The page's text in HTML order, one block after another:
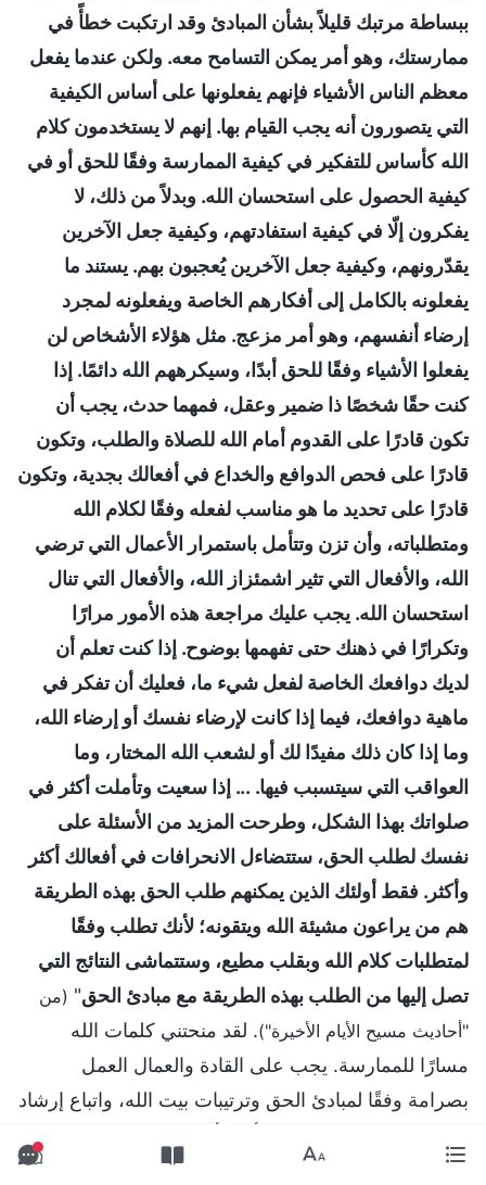
ببساطة مرتبك قليلاً بشأن المبادئ وقد ارتكبت خطأً في
ممارستك، وهو أمر يمكن التسامح معه. ولكن عندما يفعل
معظم الناس الأشياء فإنهم يفعلونها على أساس الكيفية
التي يتصورون أنه يجب القيام بها. إنهم لا يستخدمون كلام
الله كأساس للتفكير في كيفية الممارسة وفقًا للحق أو في
كيفية الحصول على استحسان الله. وبدلاً من ذلك، لا
يفكرون إلّا في كيفية استفادتهم، وكيفية جعل الآخرين
يقدّرونهم، وكيفية جعل الآخرين يُعجبون بهم. يستند ما
يفعلونه بالكامل إلى أفكارهم الخاصة ويفعلونه لمجرد
إرضاء أنفسهم، وهو أمر مزعج. مثل هؤلاء الأشخاص لن
يفعلوا الأشياء وفقًا للحق أبدًا، وسيكرههم الله دائمًا. إذا
كنت حقًا شخصًا ذا ضمير وعقل، فمهما حدث، يجب أن
تكون قادرًا على القدوم أمام الله للصلاة والطلب، وتكون
قادرًا على فحص الدوافع والخداع في أفعالك بجدية، وتكون
قادرًا على تحديد ما هو مناسب لفعله وفقًا لكلام الله
ومتطلباته، وأن تزن وتتأمل باستمرار الأعمال التي ترضي
الله، والأفعال التي تثير اشمئزاز الله، والأفعال التي تنال
استحسان الله. يجب عليك مراجعة هذه الأمور مرارًا
وتكرارًا في ذهنك حتى تفهمها بوضوح. إذا كنت تعلم أن
لديك دوافعك الخاصة لفعل شيء ما، فعليك أن تفكر في
ماهية دوافعك، فيما إذا كانت لإرضاء نفسك أو إرضاء الله،
وما إذا كان ذلك مفيدًا لك أو لشعب الله المختار، وما
العواقب التي سيتسبب فيها. ... إذا سعيت وتأملت أكثر في
صلواتك بهذا الشكل، وطرحت المزيد من الأسئلة على
نفسك لطلب الحق، ستتضاءل الانحرافات في أفعالك أكثر
وأكثر. فقط أولئك الذين يمكنهم طلب الحق بهذه الطريقة
هم من يراعون مشيئة الله ويتقونه؛ لأنك تطلب وفقًا
لمتطلبات كلام الله وبقلب مطيع، وستتماشى النتائج التي
تصل إليها من الطلب بهذه الطريقة مع مبادئ الحق" (من
"أحاديث مسيح الأيام الأخيرة"). لقد منحتني كلمات الله
مسارًا للممارسة. يجب على القادة والعمال العمل
بصرامة وفقًا لمبادئ الحق وترتيبات بيت الله، واتباع إرشاد
في واجباتنا ونحافظ على قلب يوقِّر الله. يجب ألا نتبع